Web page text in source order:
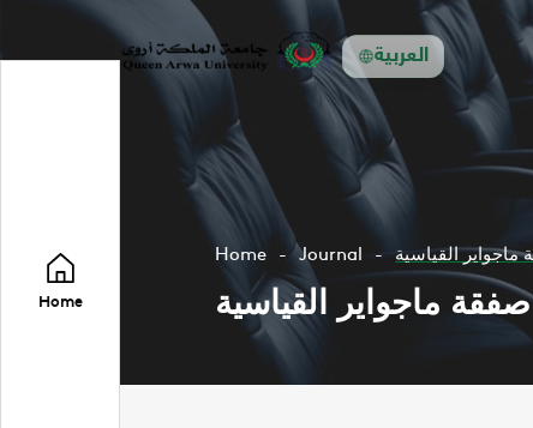
العربية
Home
Home Journal القياسية
ماجواير القياسية